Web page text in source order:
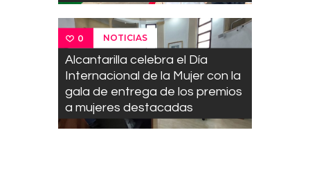
0 NOTICIAS
Alcantarilla celebra el Día
Internacional de la Mujer con la
gala de entrega de los premios
a mujeres destacadas